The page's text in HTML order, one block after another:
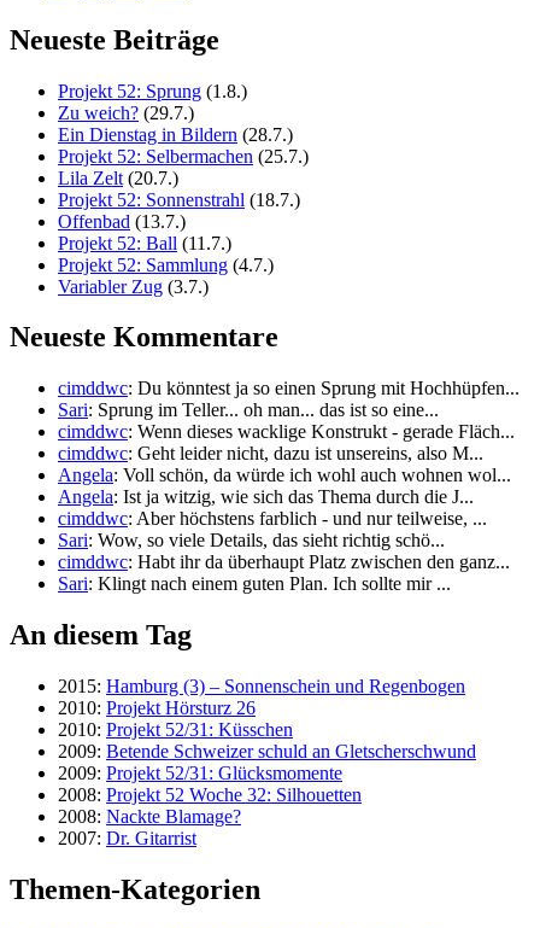
Neueste Beiträge
Projekt 52: Sprung (1.8.)
Zu weich? (29.7.)
Ein Dienstag in Bildern (28.7.)
Projekt 52: Selbermachen (25.7.)
Lila Zelt (20.7.)
Projekt 52: Sonnenstrahl (18.7.)
Offenbad (13.7.)
Projekt 52: Ball (11.7.)
Projekt 52: Sammlung (4.7.)
Variabler Zug (3.7.)
Neueste Kommentare
cimddwc: Du könntest ja so einen Sprung mit Hochhüpfen...
Sari: Sprung im Teller... oh man... das ist so eine...
cimddwc: Wenn dieses wacklige Konstrukt - gerade Fläch...
cimddwc: Geht leider nicht, dazu ist unsereins, also M...
Angela: Voll schön, da würde ich wohl auch wohnen wol...
Angela: Ist ja witzig, wie sich das Thema durch die J...
cimddwc: Aber höchstens farblich - und nur teilweise, ...
Sari: Wow, so viele Details, das sieht richtig schö...
cimddwc: Habt ihr da überhaupt Platz zwischen den ganz...
Sari: Klingt nach einem guten Plan. Ich sollte mir ...
An diesem Tag
2015: Hamburg (3) – Sonnenschein und Regenbogen
2010: Projekt Hörsturz 26
2010: Projekt 52/31: Küsschen
2009: Betende Schweizer schuld an Gletscherschwund
2009: Projekt 52/31: Glücksmomente
2008: Projekt 52 Woche 32: Silhouetten
2008: Nackte Blamage?
2007: Dr. Gitarrist
Themen-Kategorien